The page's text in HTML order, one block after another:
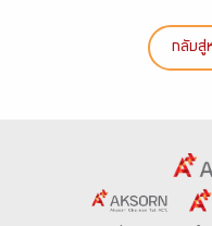
กลับสู่